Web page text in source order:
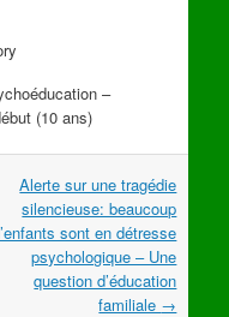
–
(10 ans)
Alerte sur une tragédie
silencieuse: beaucoup
sont en détresse
psychologique – Une
question d’éducation
familiale →